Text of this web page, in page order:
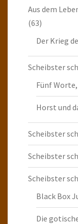
Aus dem
(63)
Der Krieg
Scheibster
Fünf
Horst und
Scheibster
Scheibster
Scheibster
Black Box
Die